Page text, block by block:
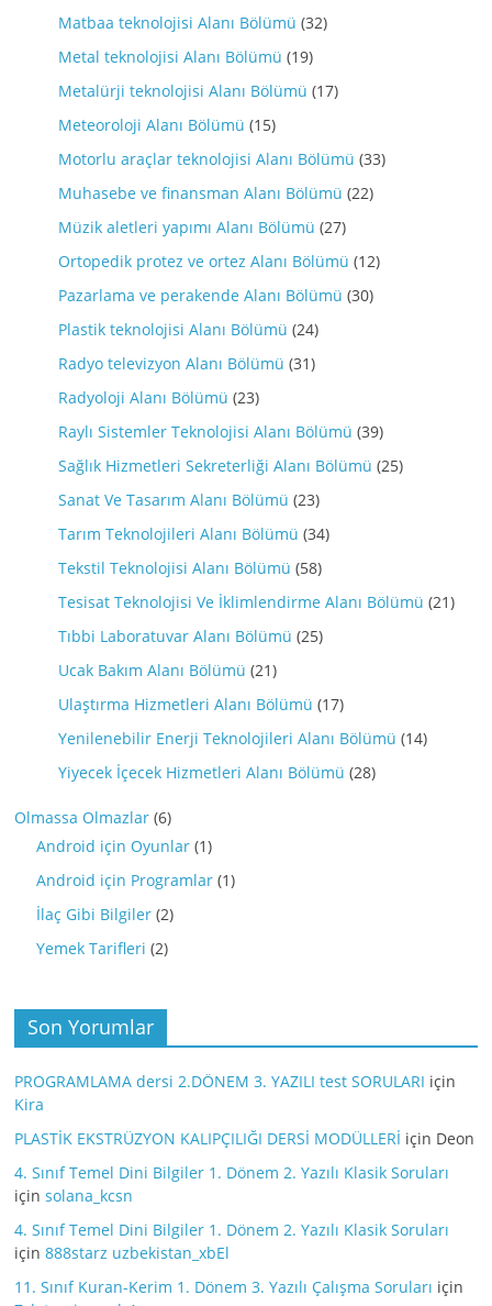
Matbaa teknolojisi Alanı Bölümü (32)
Metal teknolojisi Alanı Bölümü (19)
Metalürji teknolojisi Alanı Bölümü (17)
Meteoroloji Alanı Bölümü (15)
Motorlu araçlar teknolojisi Alanı Bölümü (33)
Muhasebe ve finansman Alanı Bölümü (22)
Müzik aletleri yapımı Alanı Bölümü (27)
Ortopedik protez ve ortez Alanı Bölümü (12)
Pazarlama ve perakende Alanı Bölümü (30)
Plastik teknolojisi Alanı Bölümü (24)
Radyo televizyon Alanı Bölümü (31)
Radyoloji Alanı Bölümü (23)
Raylı Sistemler Teknolojisi Alanı Bölümü (39)
Sağlık Hizmetleri Sekreterliği Alanı Bölümü (25)
Sanat Ve Tasarım Alanı Bölümü (23)
Tarım Teknolojileri Alanı Bölümü (34)
Tekstil Teknolojisi Alanı Bölümü (58)
Tesisat Teknolojisi Ve İklimlendirme Alanı Bölümü (21)
Tıbbi Laboratuvar Alanı Bölümü (25)
Ucak Bakım Alanı Bölümü (21)
Ulaştırma Hizmetleri Alanı Bölümü (17)
Yenilenebilir Enerji Teknolojileri Alanı Bölümü (14)
Yiyecek İçecek Hizmetleri Alanı Bölümü (28)
Olmassa Olmazlar (6)
Android için Oyunlar (1)
Android için Programlar (1)
İlaç Gibi Bilgiler (2)
Yemek Tarifleri (2)
Son Yorumlar
PROGRAMLAMA dersi 2.DÖNEM 3. YAZILI test SORULARI için
Kira
PLASTİK EKSTRÜZYON KALIPÇILIĞI DERSİ MODÜLLERİ için Deon
4. Sınıf Temel Dini Bilgiler 1. Dönem 2. Yazılı Klasik Soruları
içinsolana_kcsn
4. Sınıf Temel Dini Bilgiler 1. Dönem 2. Yazılı Klasik Soruları
için888starz uzbekistan_xbEl
11. Sınıf Kuran-Kerim 1. Dönem 3. Yazılı Çalışma Soruları için